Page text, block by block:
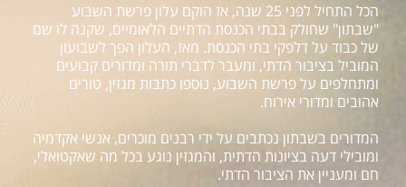
הכל התחיל לפני 25 שנה, אז הוקם עלון פרשת השבוע
"שבתון" שחולק בבתי הכנסת הדתיים הלאומיים, שקנה לו שם
של כבוד על דלפקי בתי הכנסת. מאז, העלון הפך לשבועון
המוביל בציבור הדתי, ומעבר לדברי תורה ומדורים קבועים
ומתחלפים על פרשת השבוע, נוספו כתבות מגזין, טורים
אהובים ומדורי אירוח.
המדורים בשבתון נכתבים על ידי רבנים מוכרים, אנשי אקדמיה
ומובילי דעה בציונות הדתית, והמגזין נוגע בכל מה שאקטואלי,
חם ומעניין את הציבור הדתי.